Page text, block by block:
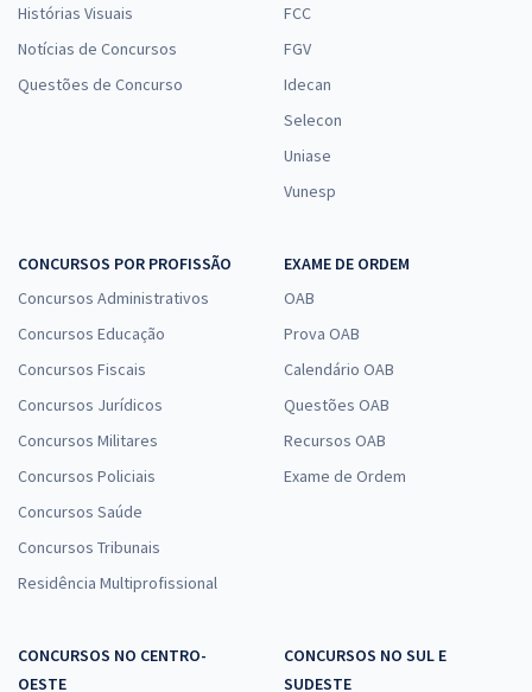
Histórias Visuais
Notícias de Concursos
Questões de Concurso
FCC
FGV
Idecan
Selecon
Uniase
Vunesp
CONCURSOS POR PROFISSÃO
Concursos Administrativos
Concursos Educação
Concursos Fiscais
Concursos Jurídicos
Concursos Militares
Concursos Policiais
Concursos Saúde
Concursos Tribunais
Residência Multiprofissional
EXAME DE ORDEM
OAB
Prova OAB
Calendário OAB
Questões OAB
Recursos OAB
Exame de Ordem
CONCURSOS NO CENTRO-
OESTE
CONCURSOS NO SUL E
SUDESTE